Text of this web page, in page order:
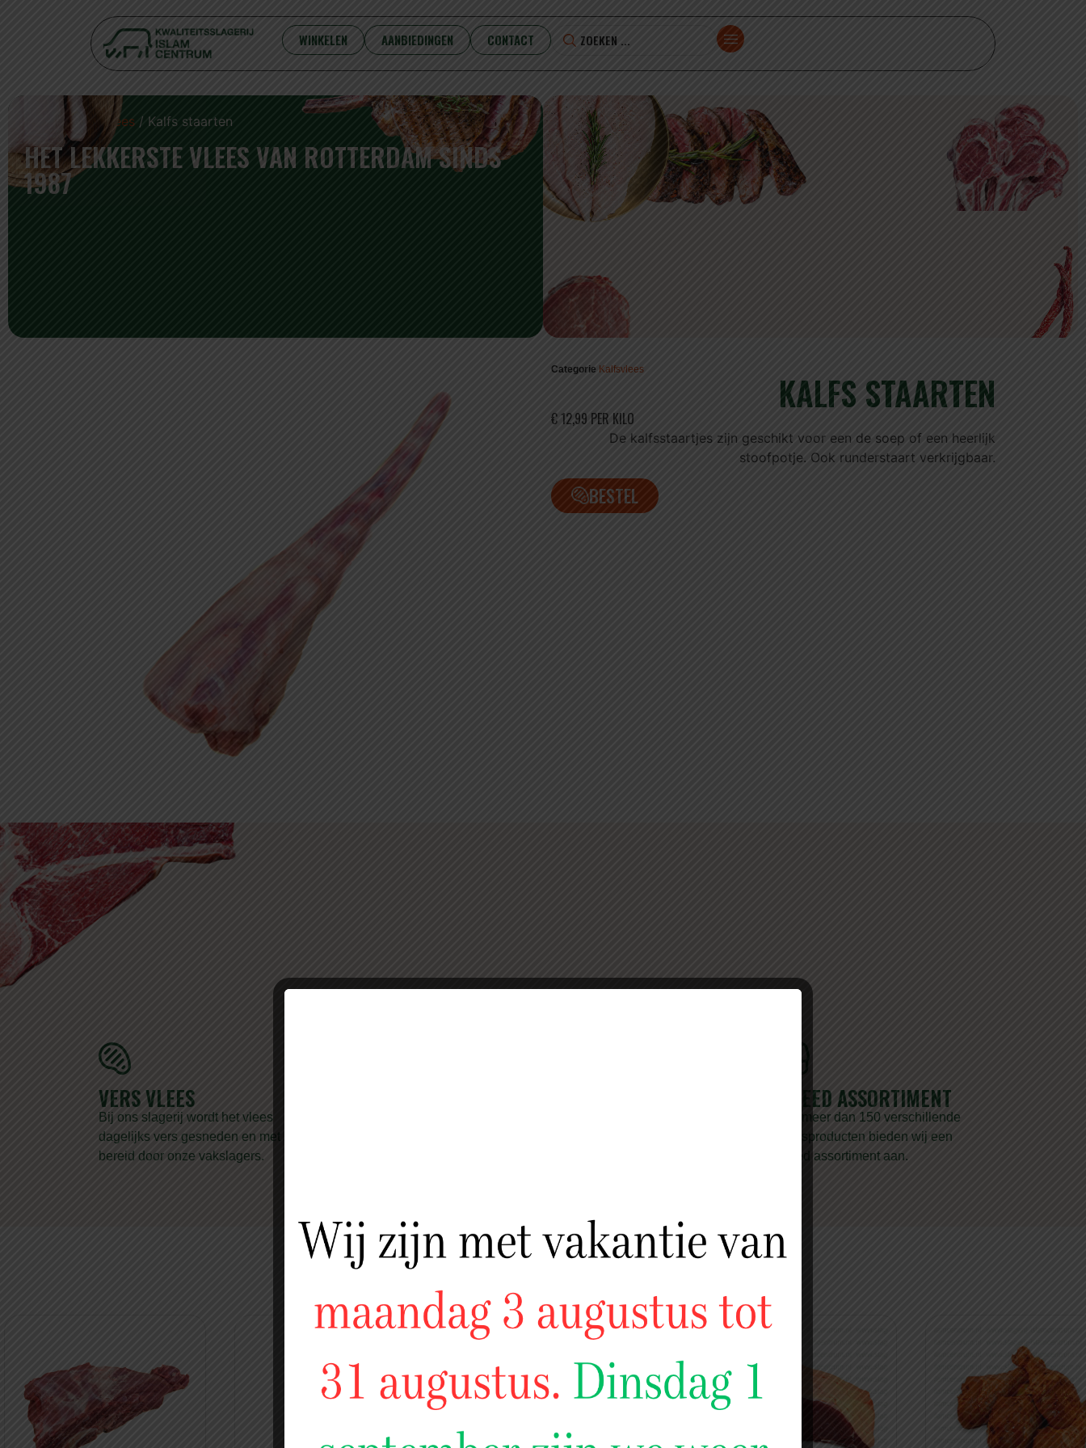
WINKELEN AANBIEDINGEN CONTACT
/ Kalfsvlees / Kalfs staarten
HET LEKKERSTE VLEES VAN ROTTERDAM SINDS
1987
Categorie Kalfsvlees KALFS STAARTEN
€ 12,99 PER KILO
De kalfsstaartjes zijn geschikt voor een de soep of een heerlijk
stoofpotje. Ook runderstaart verkrijgbaar.
BESTEL
VERS VLEES
Bij ons slagerij wordt het vlees
dagelijks vers gesneden en met zorg
bereid door onze vakslagers.
BREED ASSORTIMENT
Met meer dan 150 verschillende
vleesproducten bieden wij een
breed assortiment aan.
VERGELIJKBARE PRODUCTEN